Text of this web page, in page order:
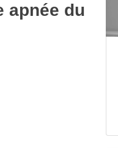
apnée du